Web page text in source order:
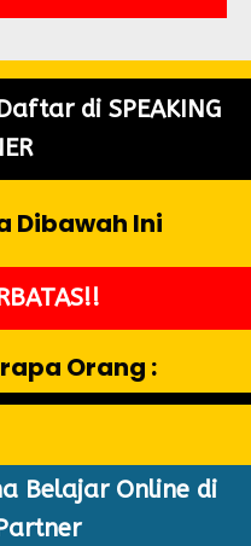
di SPEAKING
Dibawah Ini
Orang :
Belajar Online di